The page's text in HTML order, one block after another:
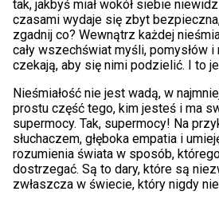
tak, jakbyś miał wokół siebie
czasami wydaje się zbyt
zgadnij co? Wewnątrz każdej
cały wszechświat myśli, pomysłów
czekają, aby się nimi podzielić. I to
Nieśmiałość nie jest wadą, w
prostu część tego, kim jesteś i ma
supermocy. Tak, supermocy! Na
słuchaczem, głęboka empatia i
rozumienia świata w sposób,
dostrzegać. Są to dary, które są
zwłaszcza w świecie, który nigdy